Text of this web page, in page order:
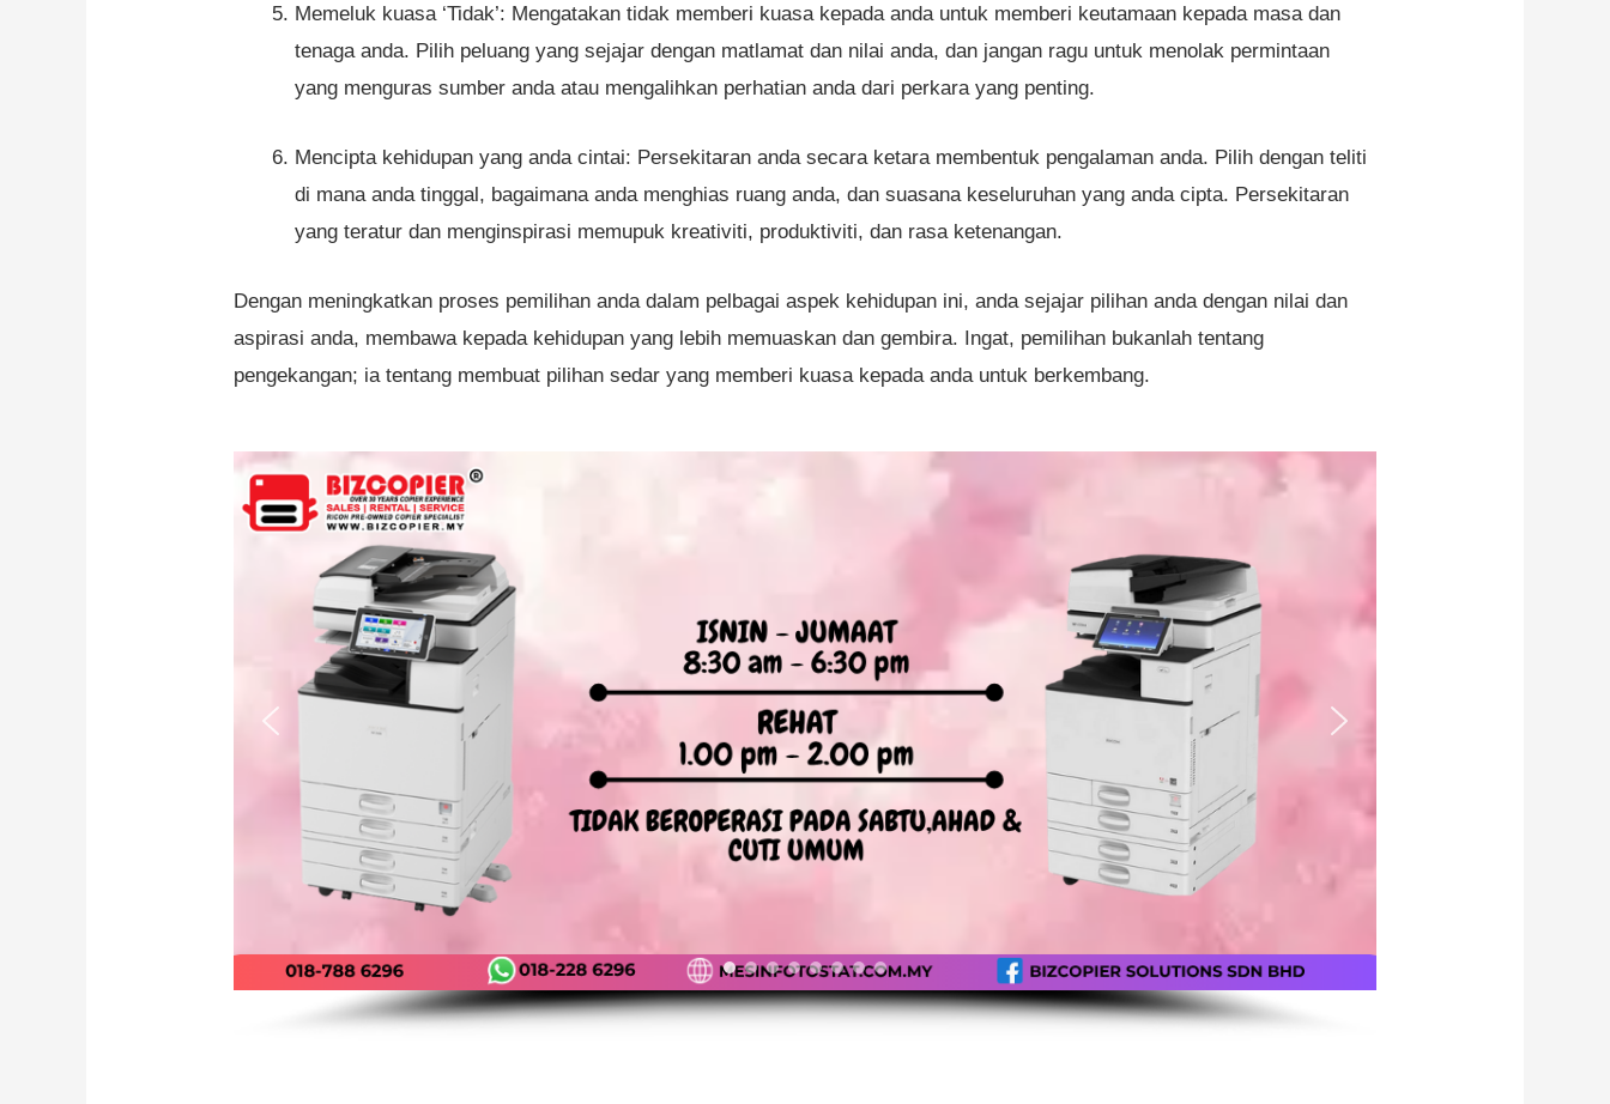
Memeluk kuasa ‘Tidak’: Mengatakan tidak memberi kuasa kepada anda untuk memberi keutamaan kepada masa dan
tenaga anda. Pilih peluang yang sejajar dengan matlamat dan nilai anda, dan jangan ragu untuk menolak permintaan
yang menguras sumber anda atau mengalihkan perhatian anda dari perkara yang penting.
Mencipta kehidupan yang anda cintai: Persekitaran anda secara ketara membentuk pengalaman anda. Pilih dengan teliti
di mana anda tinggal, bagaimana anda menghias ruang anda, dan suasana keseluruhan yang anda cipta. Persekitaran
yang teratur dan menginspirasi memupuk kreativiti, produktiviti, dan rasa ketenangan.
Dengan meningkatkan proses pemilihan anda dalam pelbagai aspek kehidupan ini, anda sejajar pilihan anda dengan nilai dan
aspirasi anda, membawa kepada kehidupan yang lebih memuaskan dan gembira. Ingat, pemilihan bukanlah tentang
pengekangan; ia tentang membuat pilihan sedar yang memberi kuasa kepada anda untuk berkembang.